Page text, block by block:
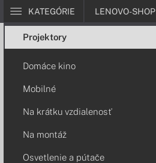
KATEGÓRIE LENOVO-SHOP
Projektory
Domáce kino
Mobilné
Na krátku vzdialenosť
Na montáž
Osvetlenie a pútače